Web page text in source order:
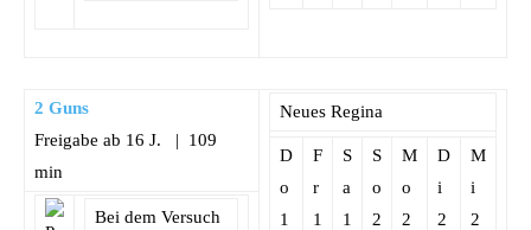
2 Guns
Freigabe ab 16 J. | 109
min
Neues Regina
D
o
1
F
r
1
S
a
1
S
o
2
M
o
2
D
i
2
M
i
2
Bei dem Versuch